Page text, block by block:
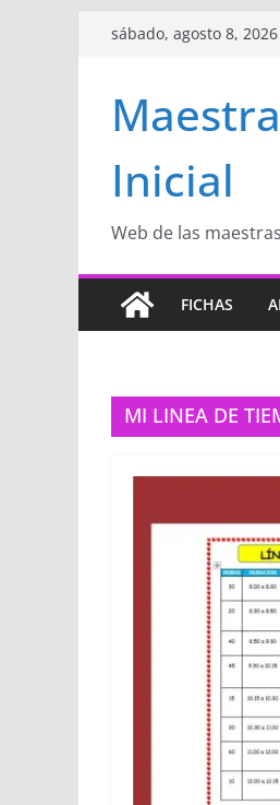
Saltarsábado, agosto 8, 2026
Inicial
Web de las
FICHAS
MI LINEA DE